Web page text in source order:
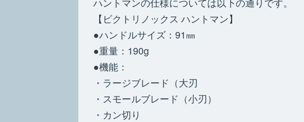
【ビクトリノックス ハントマン】
●ハンドルサイズ：91㎜
●重量：190g
●機能：
・ラージブレード（大刃
・スモールブレード（小刃）
・カン切り